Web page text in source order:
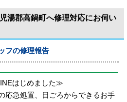
湯郡高鍋町へ修理対応にお伺い
フの修理報告
はじめました≫
応急処置、日ごろからできるお手